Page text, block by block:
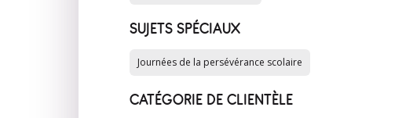
SUJETS SPÉCIAUX
Journées de la persévérance scolaire
CATÉGORIE DE CLIENTÈLE